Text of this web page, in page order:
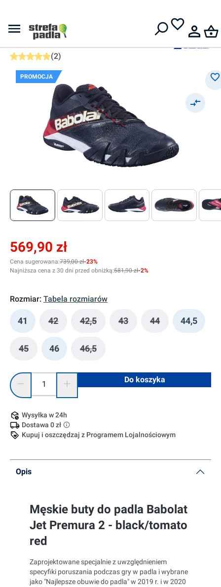
Męskie buty do padla
Babolat Jet Premura 2
(2)
PROMOCJA
569,90 zł
Cena sugerowana:739,00 zł-23%
Najniższa cena z 30 dni przed obniżką:581,90 zł-2%
Rozmiar: Tabela rozmiarów
41 42(Ta opcja jest obecnie niedostępna.)
42,5(Ta opcja jest obecnie niedostępna.)
43(Ta opcja jest obecnie
44(Ta opcja jest
44,5
45(Ta opcja jest obecnie niedostępna.)
46 46,5(Ta opcja jest obecnie niedostępna.)
Ilość produktu: Wprowadź żądaną ilość lub użyj
Do koszyka
Wysyłka w 24h
Dostawa 0 zł
Kupuj i oszczędzaj z Programem Lojalnościowym
Opis
Męskie buty do padla Babolat
Jet Premura 2 - black/tomato
red
Zaprojektowane specjalnie z uwzględnieniem
specyfiki poruszania podczas gry w padla i wybrane
jako "Najlepsze obuwie do padla" w 2019 r. i w 2020